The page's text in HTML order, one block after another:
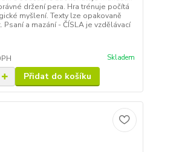
držení pera. Hra trénuje počítá
myšlení. Texty lze opakovaně
Psaní a mazání - ČÍSLA je vzdělávací
Skladem
Přidat do košíku